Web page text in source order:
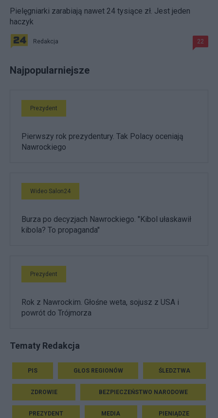
Pielęgniarki zarabiają nawet 24 tysiące zł. Jest jeden
haczyk
Redakcja 22
Najpopularniejsze
Prezydent
Pierwszy rok prezydentury. Tak Polacy oceniają
Nawrockiego
Wideo Salon24
Burza po decyzjach Nawrockiego. "Kibol ułaskawił
kibola? To propaganda"
Prezydent
Rok z Nawrockim. Głośne weta, sojusz z USA i
powrót do Trójmorza
Tematy Redakcja
PIS GŁOS REGIONÓW ŚLEDZTWA
ZDROWIE BEZPIECZEŃSTWO NARODOWE
PREZYDENT MEDIA PIENIĄDZE